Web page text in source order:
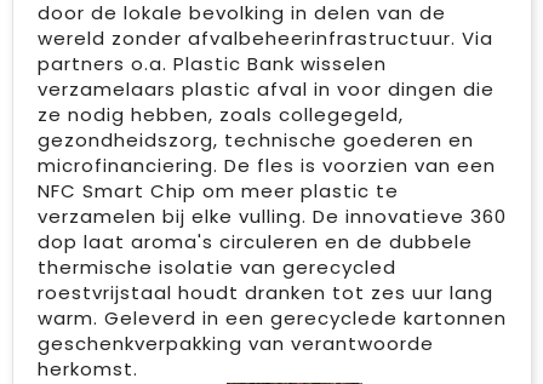
door de lokale bevolking in delen van de
wereld zonder afvalbeheerinfrastructuur. Via
partners o.a. Plastic Bank wisselen
verzamelaars plastic afval in voor dingen die
ze nodig hebben, zoals collegegeld,
gezondheidszorg, technische goederen en
microfinanciering. De fles is voorzien van een
NFC Smart Chip om meer plastic te
verzamelen bij elke vulling. De innovatieve 360
dop laat aroma's circuleren en de dubbele
thermische isolatie van gerecycled
roestvrijstaal houdt dranken tot zes uur lang
warm. Geleverd in een gerecyclede kartonnen
geschenkverpakking van verantwoorde
herkomst.